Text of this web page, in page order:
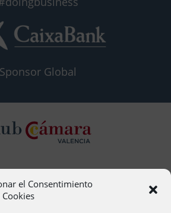
el Consentimiento
Cookies
Sponsor Global
Responsable Atención al Socio